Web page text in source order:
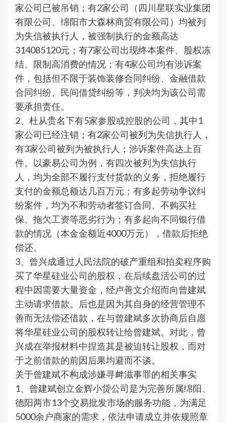
家公司已被吊销；有2家公司（四川星联实业集团
有限公司、绵阳市大森林商贸有限公司）均被列
为失信被执行人，被强制执行的金额高达
314085120元；有7家公司出现终本案件、股权冻
结、限制高消费的情况；有4家公司均有涉诉案
件，包括但不限于装饰装修合同纠纷、金融借款
合同纠纷、民间借贷纠纷等，判决均为该公司需
要承担责任。
2、杜从贵名下有5家参股或控股的公司，其中1
家公司已经注销；有2家公司被列为失信执行人，
有3家公司被列为被执行人；涉诉案件高达上百
件。以豪易公司为例，有四次被列为失信执行
人，均为全部不履行支付货款的义务，拒绝履行
支付的金额总额达几百万元；有多起劳动争议纠
纷案件，均为不和劳动者签订合同、不购买社
保、拖欠工资等恶劣行为；有多起向不同银行借
款的情况（本金金额近4000万元），借款后拒绝
偿还。
3、曾兴成通过人民法院的破产重组和拍卖程序购
买了华星硅业公司的股权，在后续盘活公司的过
程中因需要大量资金，经卢善文介绍而向曾建斌
主动请求借款。后也是因为其自身的经营管理不
善而无法偿还借款，在与曾建斌多次协商后自愿
将华星硅业公司的股权转让给曾建斌。对此，曾
兴成在举报材料中捏造其是被迫转让股权，而对
于之前借款的前因后果均避而不谈。
关于曾建斌不构成涉嫌寻衅滋事罪的相关事实
1、曾建斌创立金辉小贷公司是为完善所属绵阳、
德阳两市13个交易批发市场的服务功能，为满足
5000余户商家的需求，依法申请成立并依规照章